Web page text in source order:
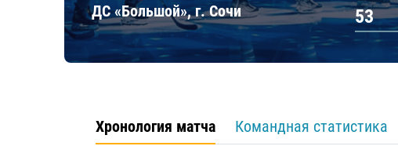
ДС «Большой», г. Сочи 53
Хронология матча Командная статистика